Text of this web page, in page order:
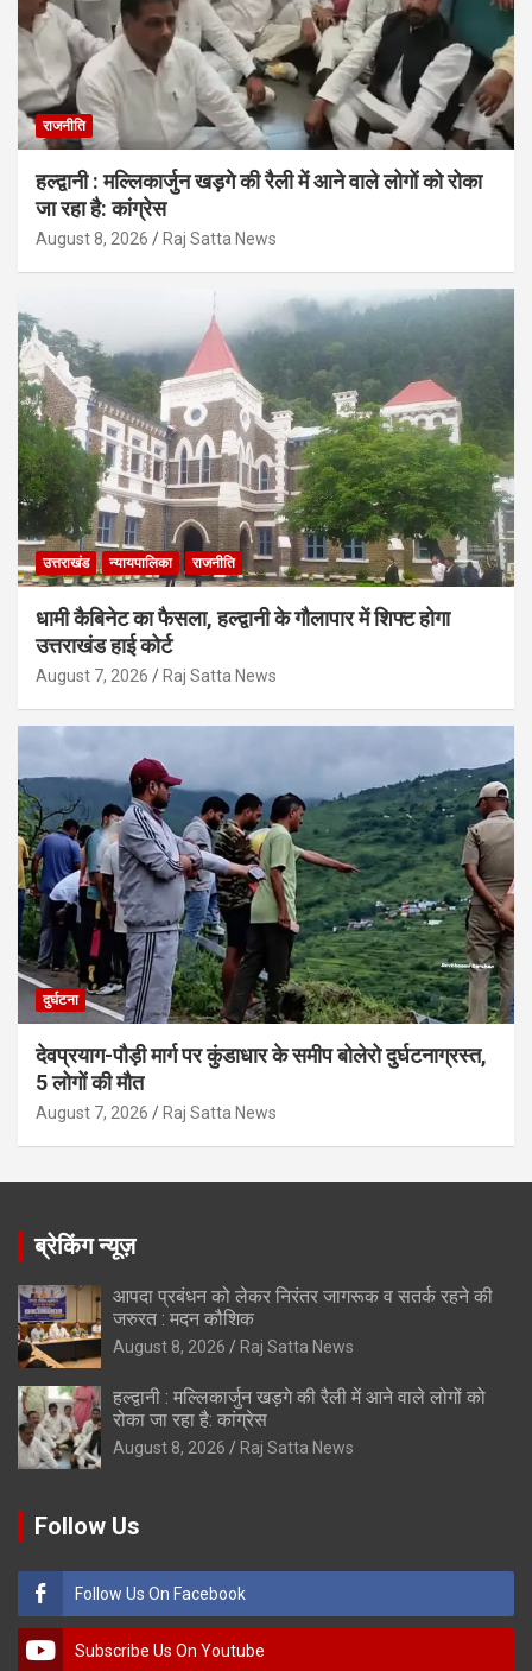
राजनीति
हल्द्वानी : मल्लिकार्जुन खड़गे की रैली में आने वाले लोगों को रोका
जा रहा है: कांग्रेस
August 8, 2026 Raj Satta News
उत्तराखंड न्यायपालिका राजनीति
धामी कैबिनेट का फैसला, हल्द्वानी के गौलापार में शिफ्ट होगा
उत्तराखंड हाई कोर्ट
August 7, 2026 Raj Satta News
दुर्घटना
देवप्रयाग-पौड़ी मार्ग पर कुंडाधार के समीप बोलेरो दुर्घटनाग्रस्त,
5 लोगों की मौत
August 7, 2026 Raj Satta News
ब्रेकिंग न्यूज़
आपदा प्रबंधन को लेकर निरंतर जागरूक व सतर्क रहने की
जरुरत : मदन कौशिक
August 8, 2026 Raj Satta News
हल्द्वानी : मल्लिकार्जुन खड़गे की रैली में आने वाले लोगों को
रोका जा रहा है: कांग्रेस
August 8, 2026 Raj Satta News
Follow Us
Follow Us On Facebook
Subscribe Us On Youtube